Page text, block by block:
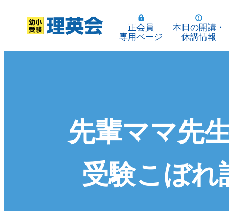
正会員
専用ページ
本日の開講・
休講情報
先輩ママ先
受験こぼれ